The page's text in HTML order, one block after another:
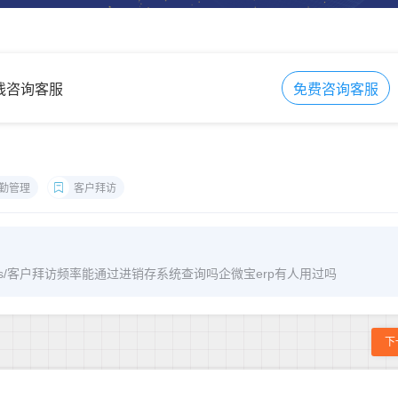
咨询客服 免费咨询客服
管理 客户拜访
户拜访频率能通过进销存系统查询吗企微宝erp有人用过吗